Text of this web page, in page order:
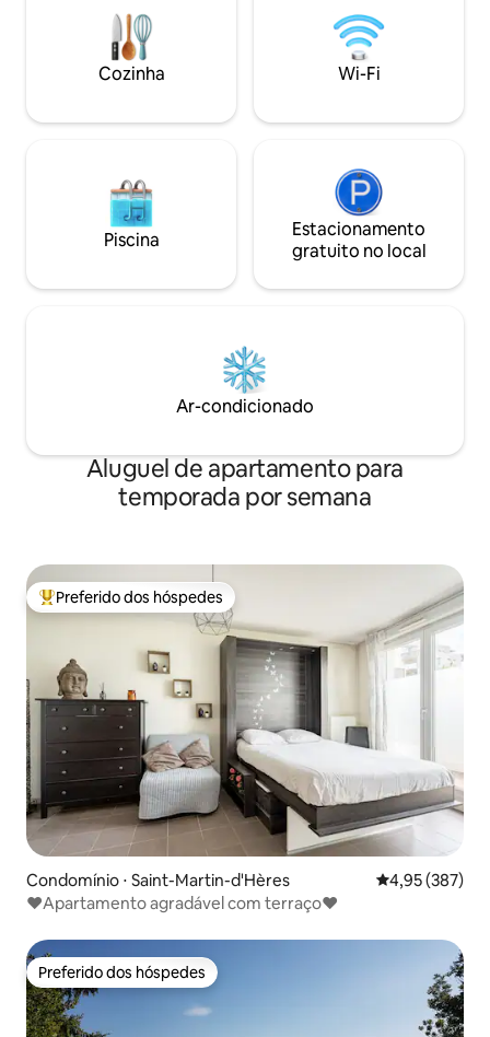
cidade 10 min, Estação de trem,
Europole, Dom. Universidade), acesso à
rodovia Lyon /Sisteron (Quais/Porte de
Fr) Chambéry (Rocade Meylan)
privativo e um
precisar de algo
estadia.
Cozinha Wi-Fi
Piscina
Estacionamento
gratuito no local
Ar-condicionado
Aluguel de apartamento para
temporada por semana
Entre os melhores preferidos dos hóspedes
Preferido dos hóspedes
Condomínio ⋅ Saint-Martin-d'Hères 4,95 de uma
4,95 (387)
♥️Apartamento agradável com terraço♥️
Preferido dos hóspedes
Preferido dos hóspedes